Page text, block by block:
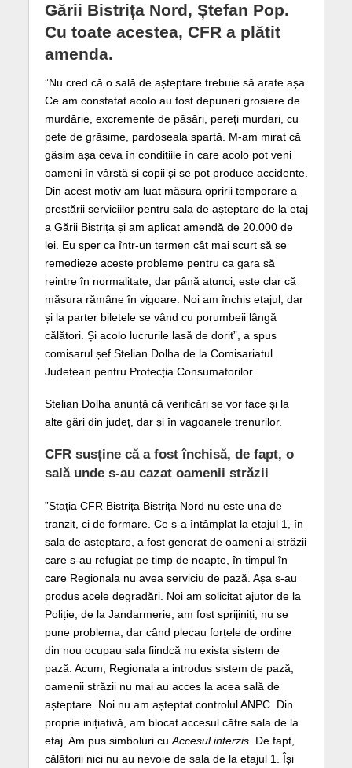
Gării Bistrița Nord, Ștefan Pop.
Cu toate acestea, CFR a plătit
amenda.
”Nu cred că o sală de așteptare trebuie să arate așa.
Ce am constatat acolo au fost depuneri grosiere de
murdărie, excremente de păsări, pereți murdari, cu
pete de grăsime, pardoseala spartă. M-am mirat că
găsim așa ceva în condițiile în care acolo pot veni
oameni în vârstă și copii și se pot produce accidente.
Din acest motiv am luat măsura opririi temporare a
prestării serviciilor pentru sala de așteptare de la etaj
a Gării Bistrița și am aplicat amendă de 20.000 de
lei. Eu sper ca într-un termen cât mai scurt să se
remedieze aceste probleme pentru ca gara să
reintre în normalitate, dar până atunci, este clar că
măsura rămâne în vigoare. Noi am închis etajul, dar
și la parter biletele se vând cu porumbeii lângă
călători. Și acolo lucrurile lasă de dorit”, a spus
comisarul șef Stelian Dolha de la Comisariatul
Județean pentru Protecția Consumatorilor.
Stelian Dolha anunță că verificări se vor face și la
alte gări din județ, dar și în vagoanele trenurilor.
CFR susține că a fost închisă, de fapt, o
sală unde s-au cazat oamenii străzii
”Stația CFR Bistrița Bistrița Nord nu este una de
tranzit, ci de formare. Ce s-a întâmplat la etajul 1, în
sala de așteptare, a fost generat de oameni ai străzii
care s-au refugiat pe timp de noapte, în timpul în
care Regionala nu avea serviciu de pază. Așa s-au
produs acele degradări. Noi am solicitat ajutor de la
Poliție, de la Jandarmerie, am fost sprijiniți, nu se
pune problema, dar când plecau forțele de ordine
din nou ocupau sala fiindcă nu exista sistem de
pază. Acum, Regionala a introdus sistem de pază,
oamenii străzii nu mai au acces la acea sală de
așteptare. Noi nu am așteptat controlul ANPC. Din
proprie inițiativă, am blocat accesul către sala de la
etaj. Am pus simboluri cu Accesul interzis. De fapt,
călătorii nici nu au nevoie de sala de la etajul 1. Își